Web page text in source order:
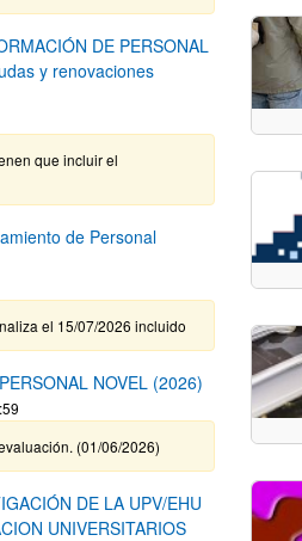
DE PERSONAL
y renovaciones
que incluir el
de Personal
el 15/07/2026 incluido
NOVEL (2026)
(01/06/2026)
DE LA UPV/EHU
UNIVERSITARIOS